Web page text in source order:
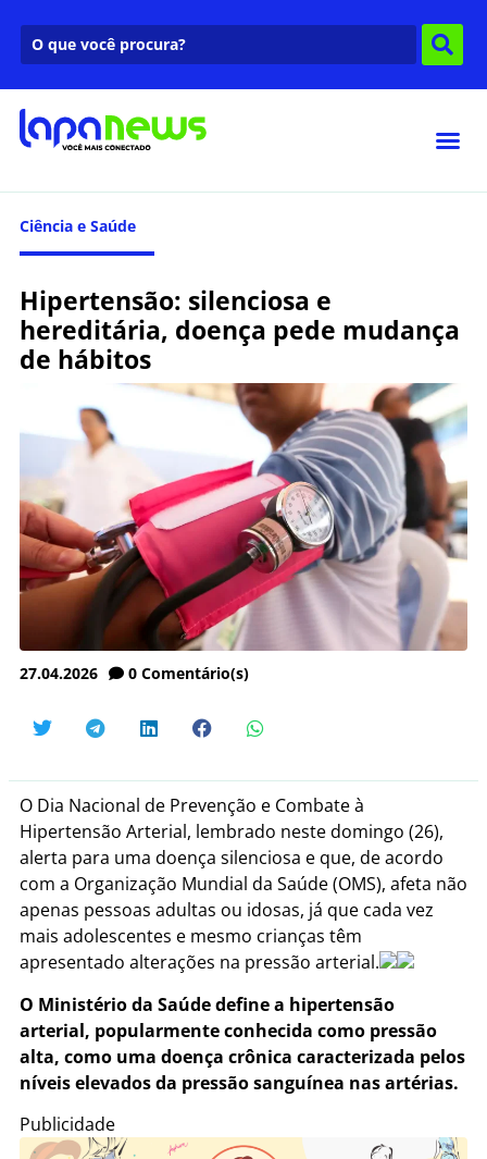
Ciência e Saúde
Hipertensão: silenciosa e
hereditária, doença pede mudança
de hábitos
27.04.2026 0 Comentário(s)
O Dia Nacional de Prevenção e Combate à
Hipertensão Arterial, lembrado neste domingo (26),
alerta para uma doença silenciosa e que, de acordo
com a Organização Mundial da Saúde (OMS), afeta não
apenas pessoas adultas ou idosas, já que cada vez
mais adolescentes e mesmo crianças têm
apresentado alterações na pressão arterial.
O Ministério da Saúde define a hipertensão
arterial, popularmente conhecida como pressão
alta, como uma doença crônica caracterizada pelos
níveis elevados da pressão sanguínea nas artérias.
Publicidade